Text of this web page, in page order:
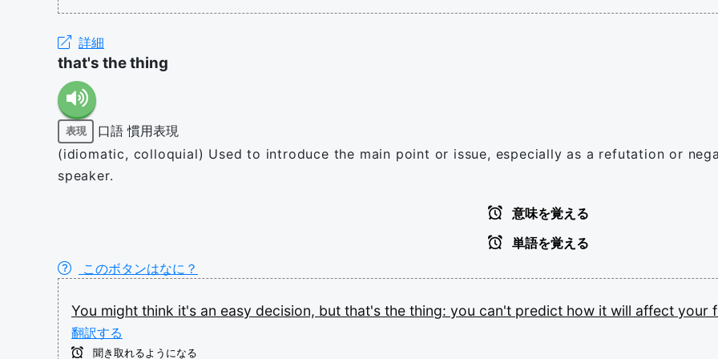
詳細
that's the thing
表現 口語 慣用表現
(idiomatic, colloquial) Used to introduce the main point or issue, especially as a refutation or
speaker.
意味を覚える
単語を覚える
このボタンはなに？
You might think it's an easy decision, but that's the thing: you can't predict how it will affect your
翻訳する
聞き取れるようになる